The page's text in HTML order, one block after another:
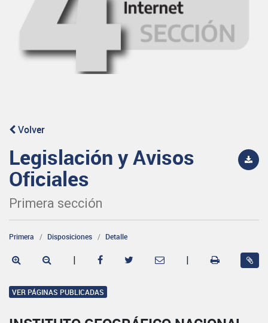
Volver
Legislación y Avisos
Oficiales
Primera sección
Primera Disposiciones Detalle
| |
VER PÁGINAS PUBLICADAS